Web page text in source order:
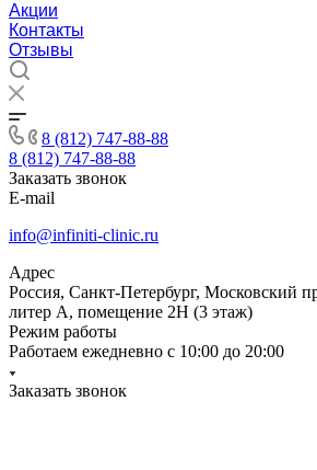
Акции
Контакты
Отзывы
8 (812) 747-88-88
8 (812) 747-88-88
Заказать звонок
E-mail
info@infiniti-clinic.ru
Адрес
Россия, Санкт-Петербург, Московский
литер А, помещение 2Н (3 этаж)
Режим работы
Работаем ежедневно с 10:00 до 20:00
Заказать звонок